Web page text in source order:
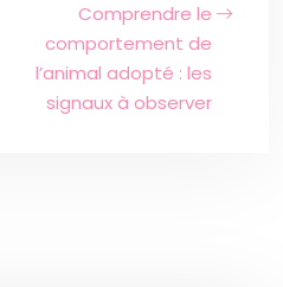
Comprendre le
comportement de
l’animal adopté : les
signaux à observer